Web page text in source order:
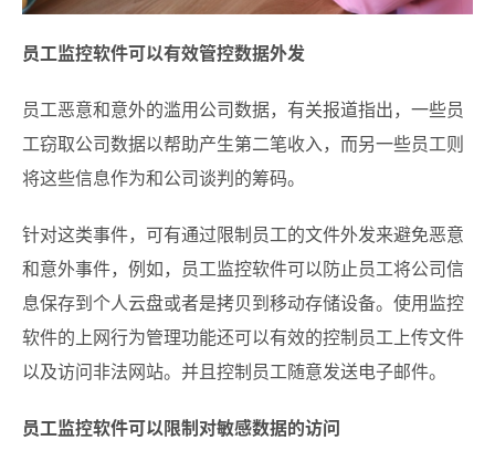
员工监控软件可以有效管控数据外发
员工恶意和意外的滥用公司数据，有关报道指出，一些员
工窃取公司数据以帮助产生第二笔收入，而另一些员工则
将这些信息作为和公司谈判的筹码。
针对这类事件，可有通过限制员工的文件外发来避免恶意
和意外事件，例如，员工监控软件可以防止员工将公司信
息保存到个人云盘或者是拷贝到移动存储设备。使用监控
软件的上网行为管理功能还可以有效的控制员工上传文件
以及访问非法网站。并且控制员工随意发送电子邮件。
员工监控软件可以限制对敏感数据的访问